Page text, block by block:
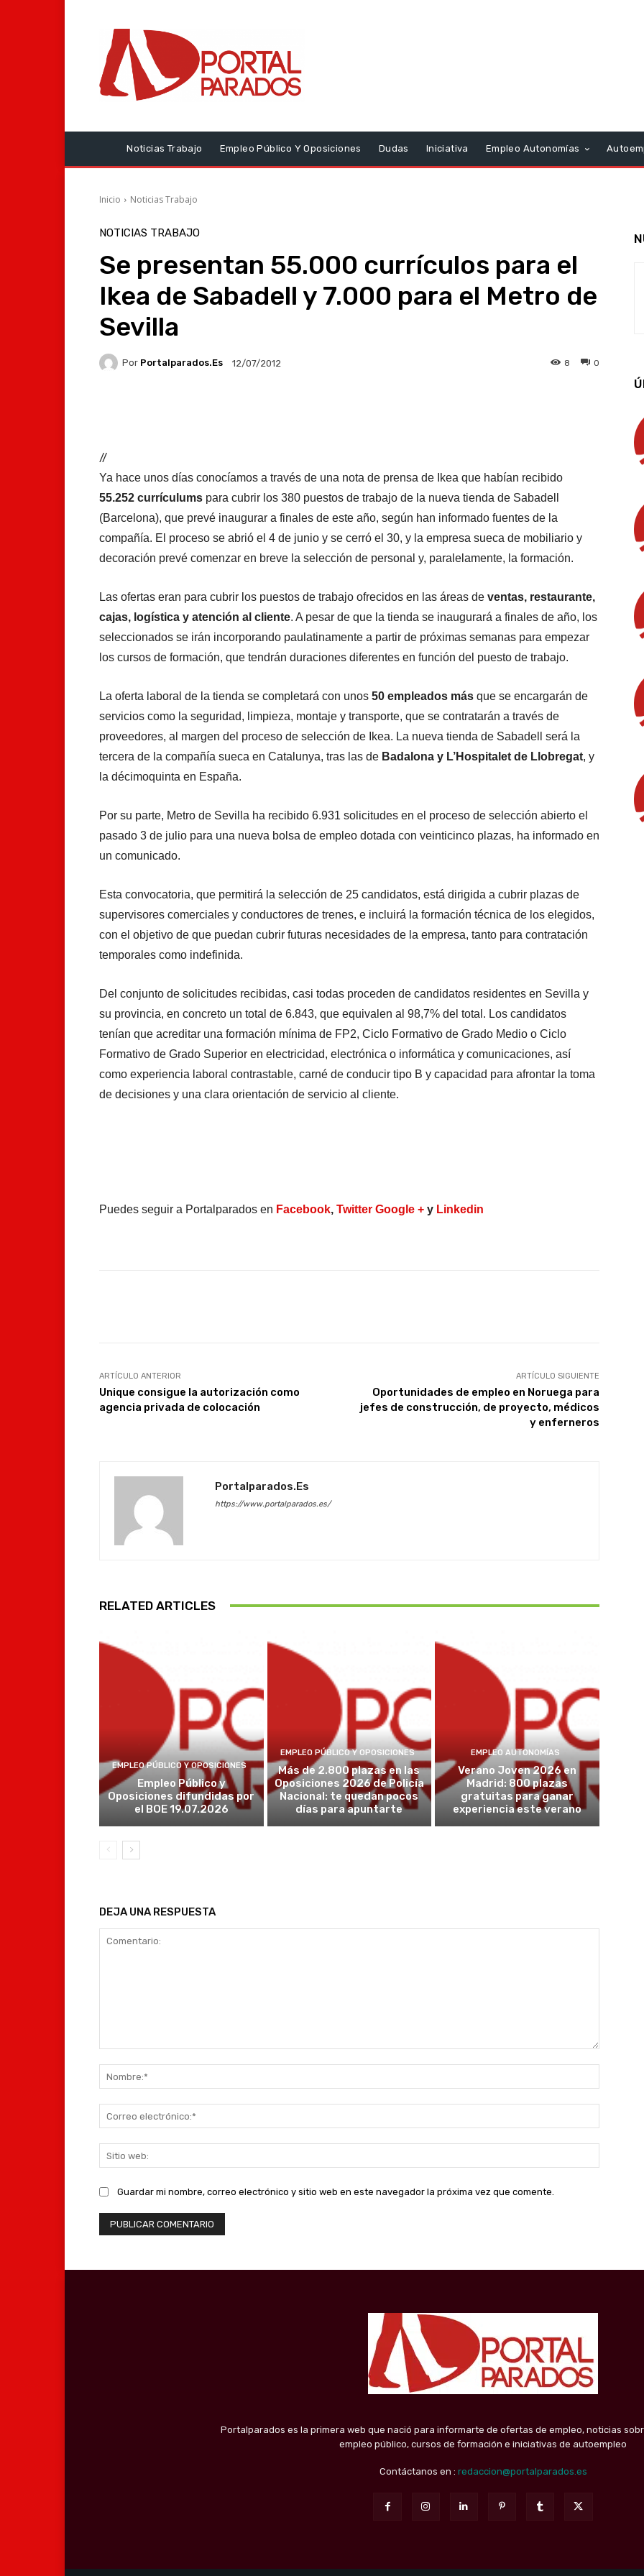
Noticias Trabajo Empleo Público Y Oposiciones Dudas Iniciativa Empleo Autonomías
Inicio Noticias Trabajo
NOTICIAS TRABAJO
Se presentan 55.000 currículos para el
Ikea de Sabadell y 7.000 para el Metro de
Sevilla
Por Portalparados.es 12/07/2012 0
8
//
Ya hace unos días conocíamos a través de una nota de prensa de Ikea que habían recibido
55.252 currículums para cubrir los 380 puestos de trabajo de la nueva tienda de Sabadell
(Barcelona), que prevé inaugurar a finales de este año, según han informado fuentes de la
compañía. El proceso se abrió el 4 de junio y se cerró el 30, y la empresa sueca de mobiliario y
decoración prevé comenzar en breve la selección de personal y, paralelamente, la formación.
Las ofertas eran para cubrir los puestos de trabajo ofrecidos en las áreas de ventas, restaurante,
cajas, logística y atención al cliente. A pesar de que la tienda se inaugurará a finales de año, los
seleccionados se irán incorporando paulatinamente a partir de próximas semanas para empezar
los cursos de formación, que tendrán duraciones diferentes en función del puesto de trabajo.
La oferta laboral de la tienda se completará con unos 50 empleados más que se encargarán de
servicios como la seguridad, limpieza, montaje y transporte, que se contratarán a través de
proveedores, al margen del proceso de selección de Ikea. La nueva tienda de Sabadell será la
tercera de la compañía sueca en Catalunya, tras las de Badalona y L’Hospitalet de Llobregat, y
la décimoquinta en España.
Por su parte, Metro de Sevilla ha recibido 6.931 solicitudes en el proceso de selección abierto el
pasado 3 de julio para una nueva bolsa de empleo dotada con veinticinco plazas, ha informado en
un comunicado.
Esta convocatoria, que permitirá la selección de 25 candidatos, está dirigida a cubrir plazas de
supervisores comerciales y conductores de trenes, e incluirá la formación técnica de los elegidos,
con el objetivo de que puedan cubrir futuras necesidades de la empresa, tanto para contratación
temporales como indefinida.
Del conjunto de solicitudes recibidas, casi todas proceden de candidatos residentes en Sevilla y
su provincia, en concreto un total de 6.843, que equivalen al 98,7% del total. Los candidatos
tenían que acreditar una formación mínima de FP2, Ciclo Formativo de Grado Medio o Ciclo
Formativo de Grado Superior en electricidad, electrónica o informática y comunicaciones, así
como experiencia laboral contrastable, carné de conducir tipo B y capacidad para afrontar la toma
de decisiones y una clara orientación de servicio al cliente.
Puedes seguir a Portalparados en Facebook, Twitter Google + y Linkedin
ARTÍCULO ANTERIOR
Unique consigue la autorización como
agencia privada de colocación
ARTÍCULO SIGUIENTE
Oportunidades de empleo en Noruega para
jefes de construcción, de proyecto, médicos
y enferneros
Portalparados.es
https://www.portalparados.es/
RELATED ARTICLES
EMPLEO PÚBLICO Y OPOSICIONES
Empleo Público y
Oposiciones difundidas por
el BOE 19.07.2026
EMPLEO PÚBLICO Y OPOSICIONES
Más de 2.800 plazas en las
Oposiciones 2026 de Policía
Nacional: te quedan pocos
días para apuntarte
EMPLEO AUTONOMÍAS
Verano Joven 2026 en
Madrid: 800 plazas
gratuitas para ganar
experiencia este verano
DEJA UNA RESPUESTA
web:
Guardar mi nombre, correo electrónico y sitio web en este navegador la próxima vez que comente.
Portalparados es la primera web que nació para informarte de ofertas de empleo, noticias
empleo público, cursos de formación e iniciativas de autoempleo
Contáctanos en : redaccion@portalparados.es